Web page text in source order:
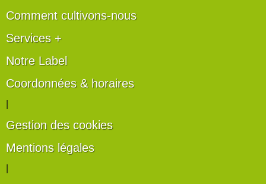
Comment cultivons-nous
Services +
Notre Label
Coordonnées & horaires
Gestion des cookies
Mentions légales